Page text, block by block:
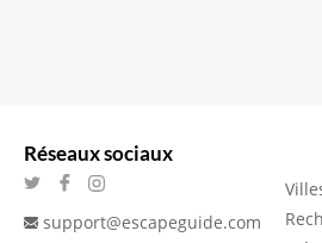
Réseaux sociaux
support@escapeguide.com